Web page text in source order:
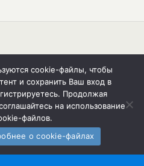
Компьютерная
cookie-файлы, чтобы
и сохранить Ваш вход в
Продолжая
на использование
файлов.
о cookie-файлах